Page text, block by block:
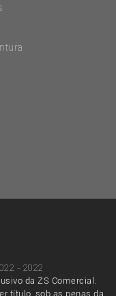
- 2022
da ZS Comercial.
título, sob as penas da